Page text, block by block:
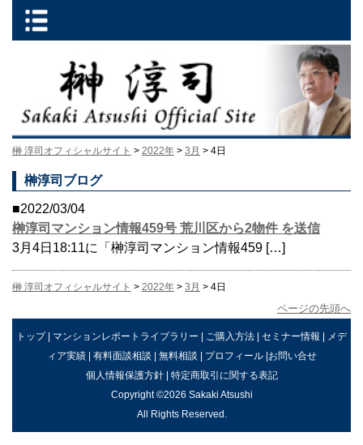
榊 淳司オフィシャルサイト > 2022年 > 3月 > 4日
榊淳司ブログ
■2022/03/04
榊淳司マンション情報459号 荒川区から2物件 を送信
3月4日18:11に「榊淳司マンション情報459 […]
榊 淳司オフィシャルサイト > 2022年 > 3月 > 4日
ページの先頭へ
トップ| マンションレポートライブラリー | ご購入方法 | セミナー情報 | メデ
ィア実績| 有料面談相談 | 無料相談 | プロフィール|お問い合せ
個人情報保護方針| 特定商取引に関する表記
Copyright ©2026 Sakaki Atsushi
All Rights Reserved.